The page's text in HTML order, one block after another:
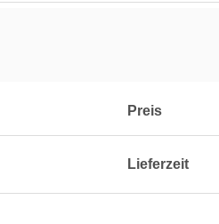
Preis
Lieferzeit